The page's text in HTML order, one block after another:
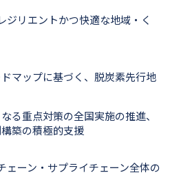
ジリエントかつ快適な地域・く
マップに基づく、脱炭素先行地
る重点対策の全国実施の推進、
築の積極的支援
ェーン・サプライチェーン全体の